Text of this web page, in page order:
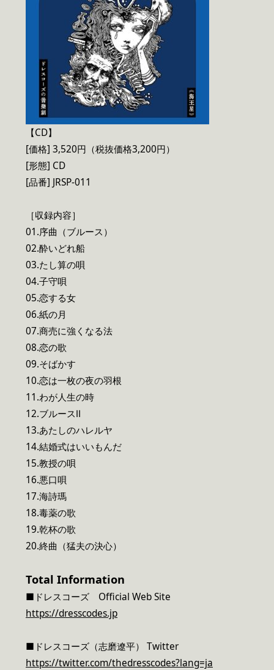
【CD】
[価格] 3,520円（税抜価格3,200円）
[形態] CD
[品番] JRSP-011
［収録内容］
01.序曲（ブルース）
02.酔いどれ船
03.たし算の唄
04.子守唄
05.恋する女
06.紙の月
07.商売に強くなる法
08.恋の歌
09.そばかす
10.恋は一枚の夜の羽根
11.わが人生の時
12.ブルースⅡ
13.あたしのハレルヤ
14.結婚式はいいもんだ
15.教授の唄
16.悪口唄
17.海詩瑪
18.毒薬の歌
19.乾杯の歌
20.終曲（猛夫の決心）
Total Information
■ドレスコーズ Official Web Site
https://dresscodes.jp
■ドレスコーズ（志磨遼平） Twitter
https://twitter.com/thedresscodes?lang=ja